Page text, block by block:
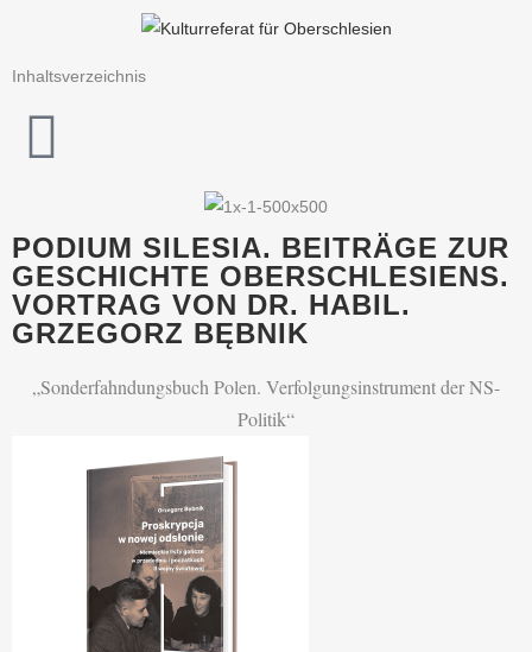
Inhaltsverzeichnis
PODIUM SILESIA. BEITRÄGE ZUR
GESCHICHTE OBERSCHLESIENS.
VORTRAG VON DR. HABIL.
GRZEGORZ BĘBNIK
„Sonderfahndungsbuch Polen. Verfolgungsinstrument der NS-
Politik“